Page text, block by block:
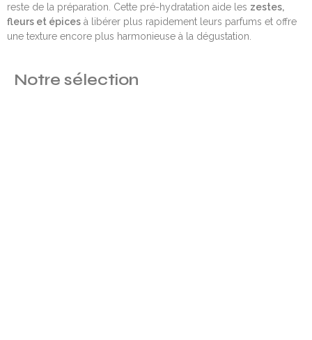
reste de la préparation. Cette pré-hydratation aide les zestes,
fleurs et épices à libérer plus rapidement leurs parfums et offre
une texture encore plus harmonieuse à la dégustation.
Notre sélection